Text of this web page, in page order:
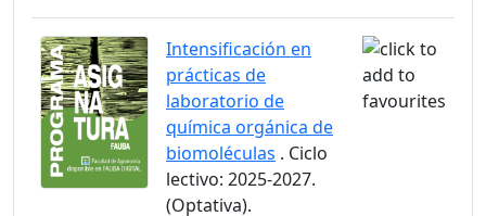
Intensificación en
prácticas de
laboratorio de
química orgánica de
biomoléculas . Ciclo
lectivo: 2025-2027.
(Optativa).